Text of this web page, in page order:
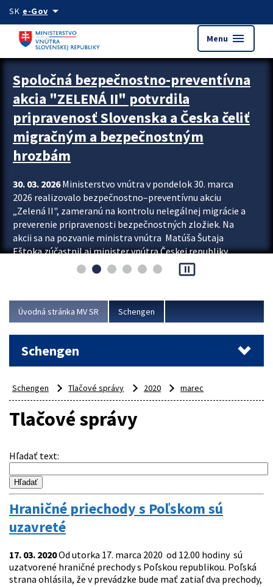
Preskocit na hlavný obsah
SK e-Govarrow_drop_down
Menu menu
Zastavit automatický posun upútavok
Spoločná bezpečnostno-preventívna
akcia "ZELENÁ II" potvrdila
pripravenosť Slovenska a Česka čeliť
migračným a bezpečnostným
hrozbám
30. 03. 2026Ministerstvo vnútra v pondelok 30. marca
2026 realizovalo bezpečnostno–preventívnu akciu
„Zelená II", zameranú na kontrolu nelegálnej migrácie a
preverenie pripravenosti bezpečnostných zložiek. Na
akcii sa na pozvanie ministra vnútra Matúša Šutaja
Eštoka zúčastnil aj minister vnútra Českej republiky
Lubomír Metnar, spolu s ďalšími zahraničnými partnermi.
Cieľom akcie bolo posilniť kontrolné mechanizmy,
demonštrovať pripravenosť Slovenska na možné...
pause_presentation
Úvodná stránka MV SR Schengen
Schengen
Schengen Tlačové správy 2020 marec
Tlačové správy
Hľadať text:
Hraničné priechody s Poľskom sú
uzavreté
17. 03. 2020Od utorka 17. marca 2020 od 12.00 hodiny sú
uzatvorené hraničné prechody s Poľskou republikou. Poľská
strana ohlásila, že v prevádzke bude mať zatiaľ dva prechody,